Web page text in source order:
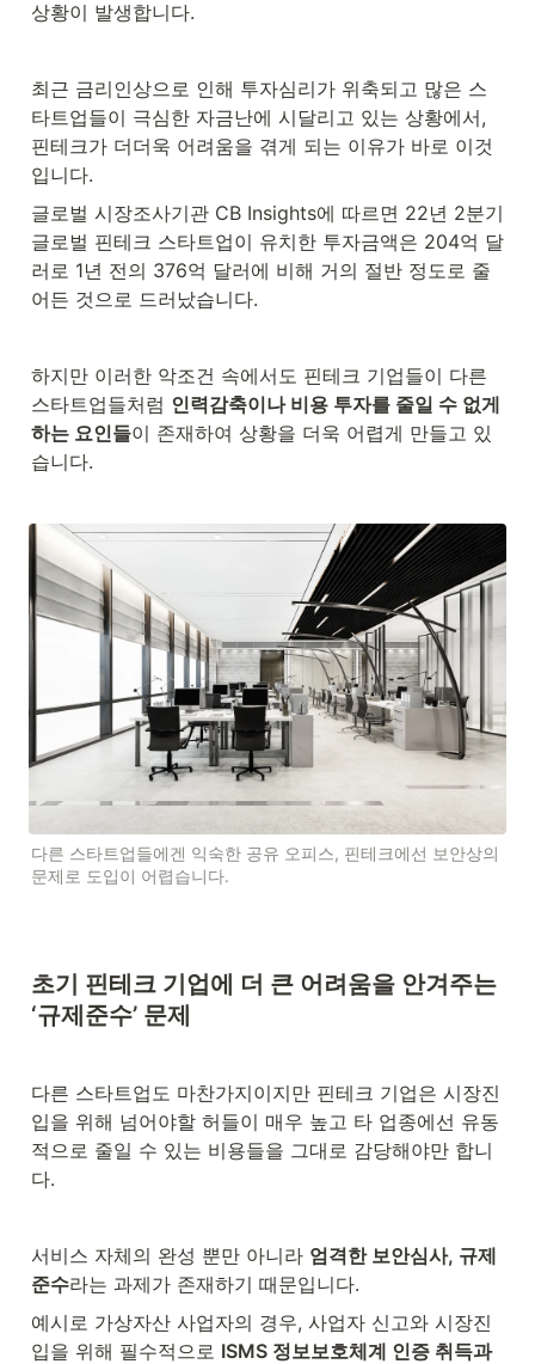
상황이 발생합니다.
최근 금리인상으로 인해 투자심리가 위축되고 많은 스
타트업들이 극심한 자금난에 시달리고 있는 상황에서,
핀테크가 더더욱 어려움을 겪게 되는 이유가 바로 이것
입니다.
글로벌 시장조사기관 CB Insights에 따르면 22년 2분기
글로벌 핀테크 스타트업이 유치한 투자금액은 204억 달
러로 1년 전의 376억 달러에 비해 거의 절반 정도로 줄
어든 것으로 드러났습니다.
하지만 이러한 악조건 속에서도 핀테크 기업들이 다른
스타트업들처럼 인력감축이나 비용 투자를 줄일 수 없게
하는 요인들이 존재하여 상황을 더욱 어렵게 만들고 있
습니다.
다른 스타트업들에겐 익숙한 공유 오피스, 핀테크에선 보안상의
문제로 도입이 어렵습니다.
초기 핀테크 기업에 더 큰 어려움을 안겨주는
‘규제준수’ 문제
다른 스타트업도 마찬가지이지만 핀테크 기업은 시장진
입을 위해 넘어야할 허들이 매우 높고 타 업종에선 유동
적으로 줄일 수 있는 비용들을 그대로 감당해야만 합니
다.
서비스 자체의 완성 뿐만 아니라 엄격한 보안심사, 규제
준수라는 과제가 존재하기 때문입니다.
예시로 가상자산 사업자의 경우, 사업자 신고와 시장진
입을 위해 필수적으로 ISMS 정보보호체계 인증 취득과